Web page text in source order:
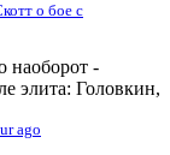
о бое с
наоборот -
элита: Головкин,
ago